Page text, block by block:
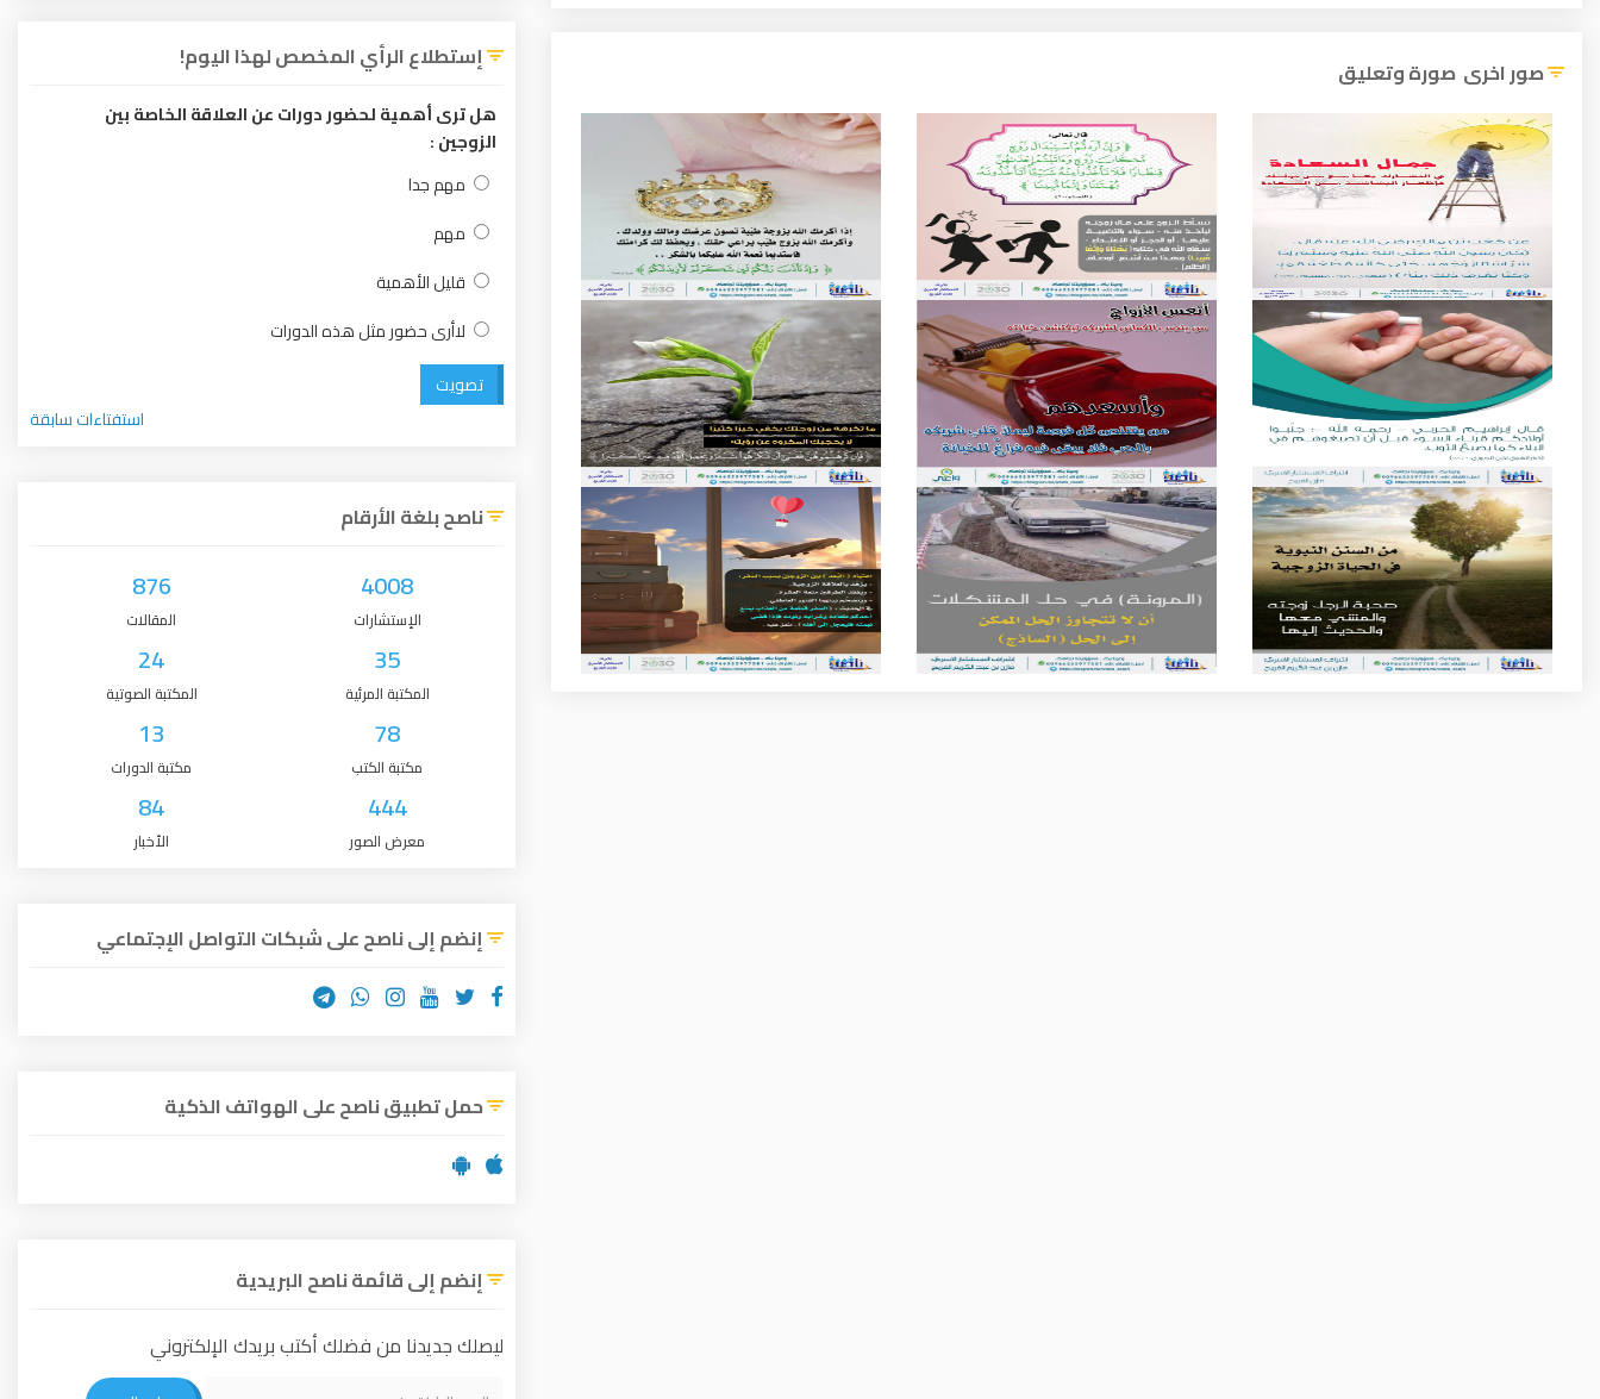
صور اخرى صورة وتعليق إستطلاع الرأي المخصص لهذا اليوم!
هل ترى أهمية لحضور دورات عن العلاقة الخاصة بين
الزوجين :
مهم جدا
مهم
قليل الأهمية
لاأرى حضور مثل هذه الدورات
تصويت
استفتاءات سابقة
ناصح بلغة الأرقام
4008
الإستشارات
876
المقالات
35
المكتبة المرئية
24
المكتبة الصوتية
78
مكتبة الكتب
13
مكتبة الدورات
444
معرض الصور
84
الأخبار
إنضم إلى ناصح على شبكات التواصل الإجتماعي
حمل تطبيق ناصح على الهواتف الذكية
إنضم إلى قائمة ناصح البريدية
ليصلك جديدنا من فضلك أكتب بريدك الإلكتروني